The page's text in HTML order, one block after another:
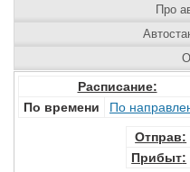
Расписание:
По времени
По
Отправ:
Прибыт:
Про